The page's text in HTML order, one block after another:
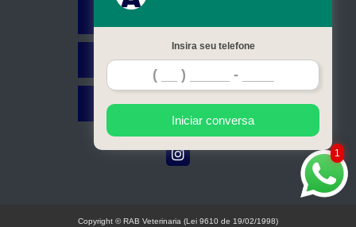
Contato
Mapa do site
1
Insira seu telefone
Iniciar conversa
Copyright © RAB Veterinaria (Lei 9610 de 19/02/1998)